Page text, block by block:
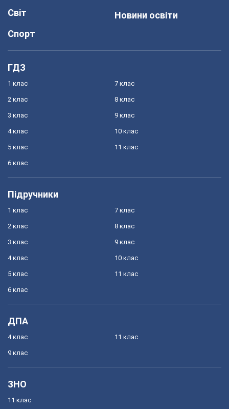
Світ
Спорт
Новини освіти
ГДЗ
1 клас
2 клас
3 клас
4 клас
5 клас
6 клас
7 клас
8 клас
9 клас
10 клас
11 клас
Підручники
1 клас
2 клас
3 клас
4 клас
5 клас
6 клас
7 клас
8 клас
9 клас
10 клас
11 клас
ДПА
4 клас
9 клас
11 клас
ЗНО
11 клас